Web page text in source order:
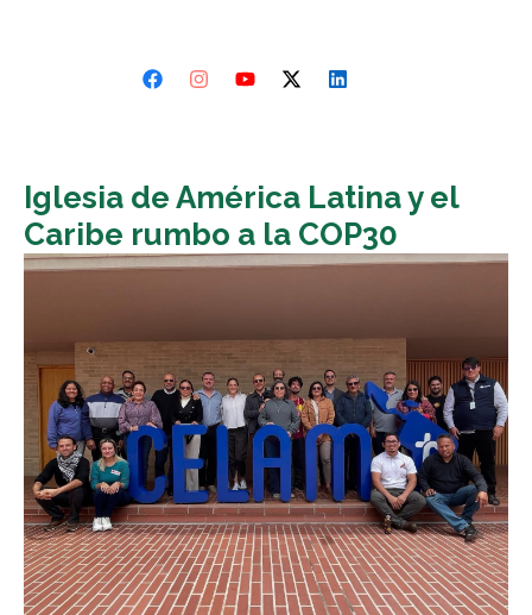
Iglesia de América Latina y el
Caribe rumbo a la COP30